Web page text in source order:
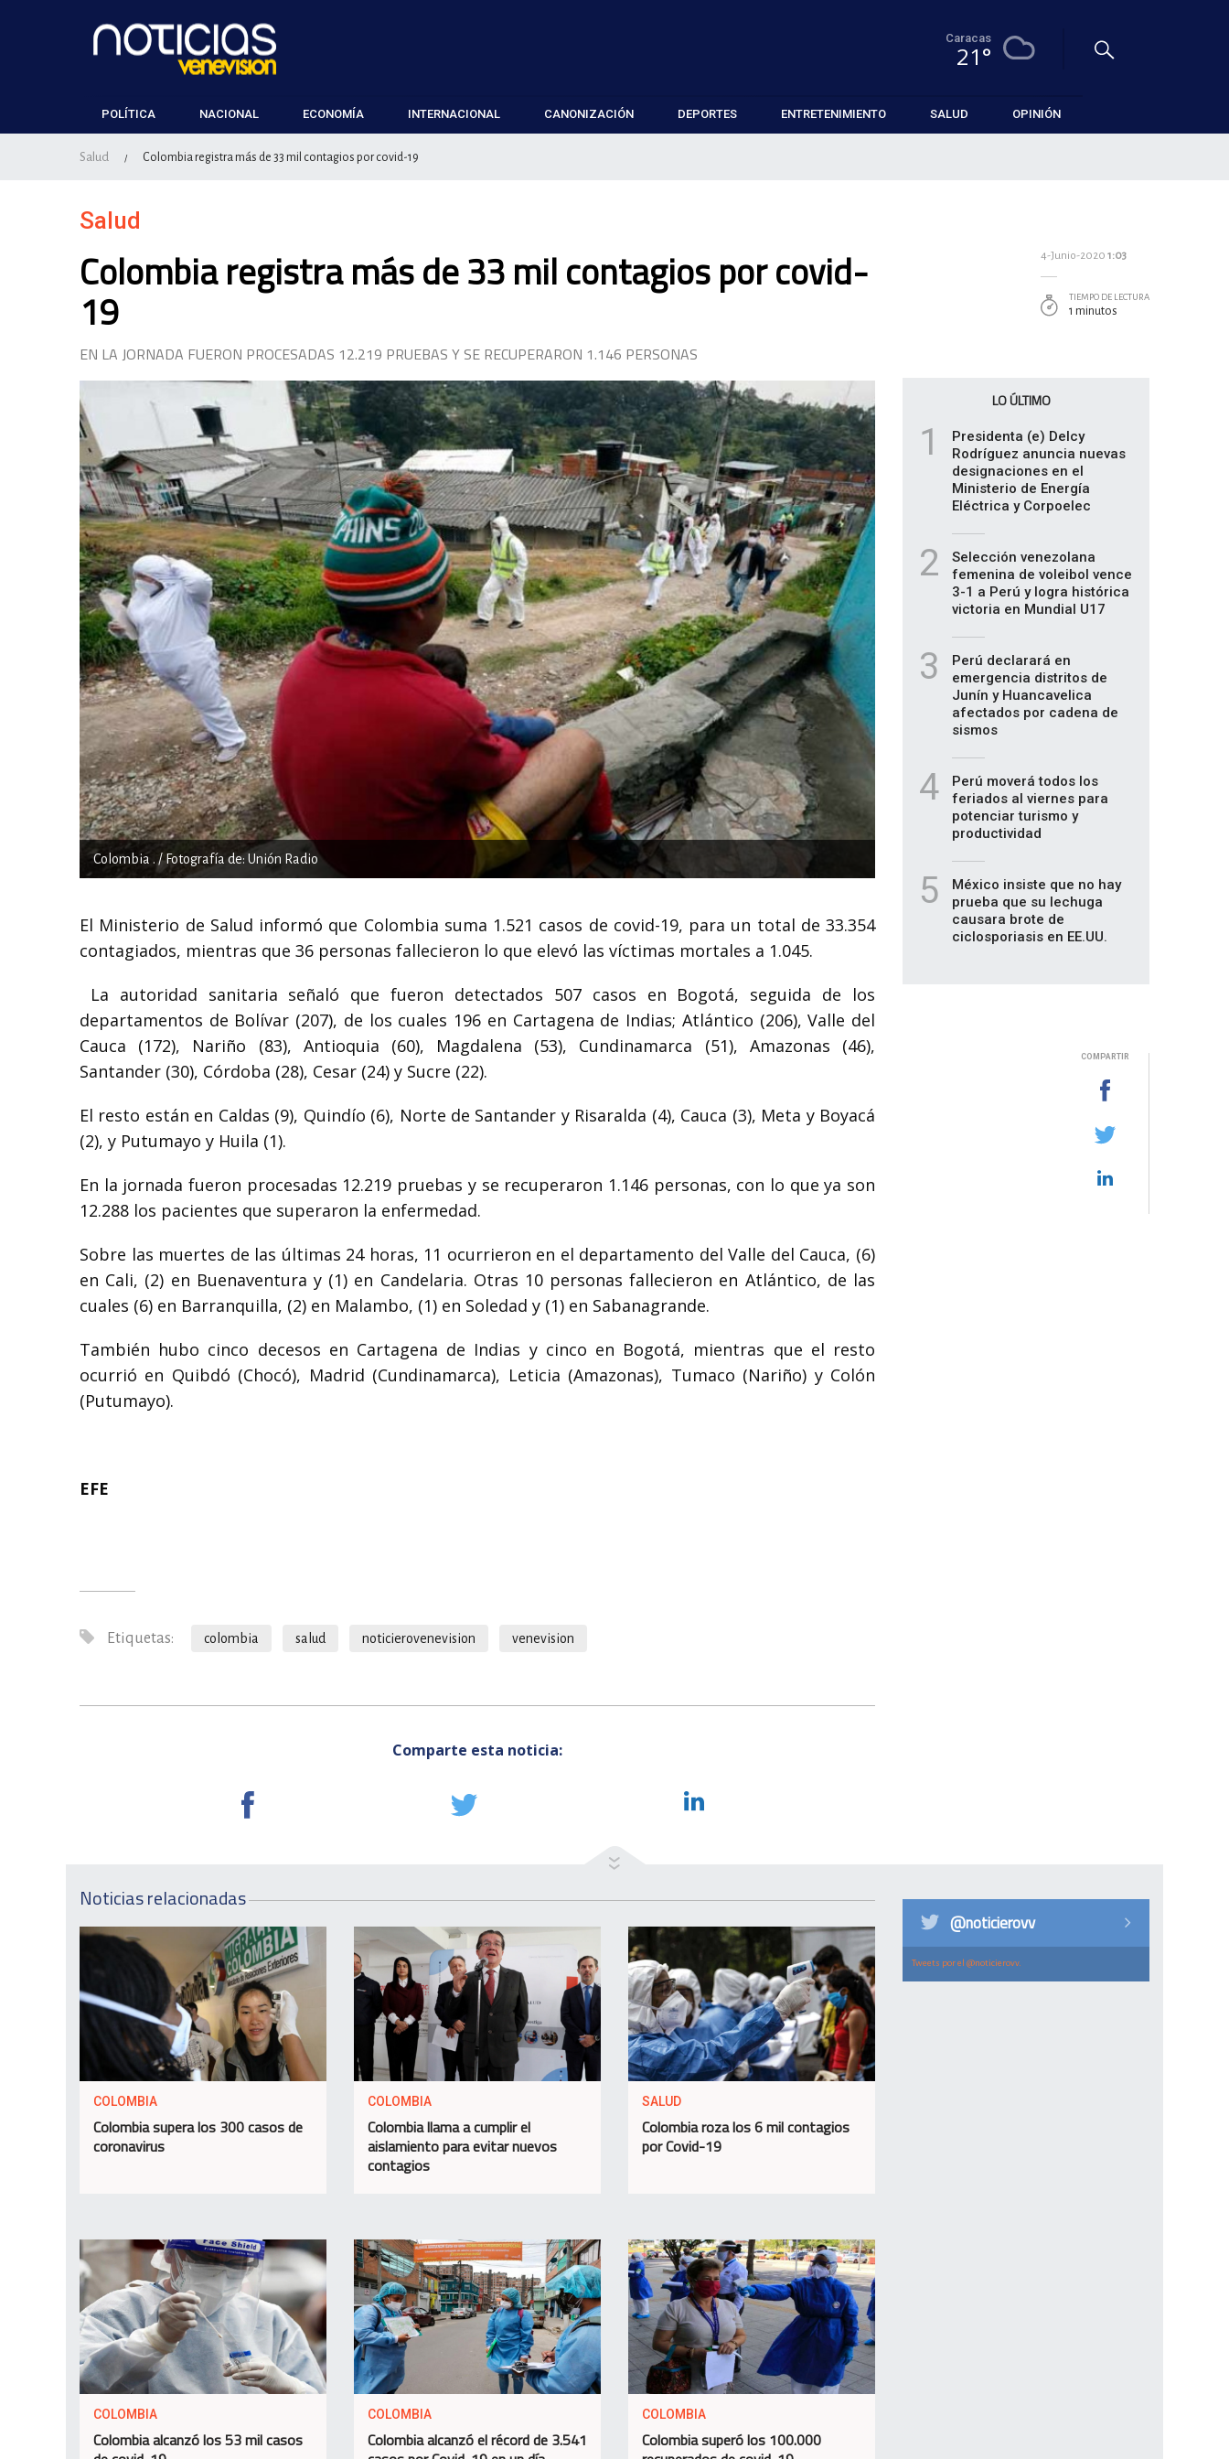
Caracas
21°
POLÍTICA NACIONAL ECONOMÍA INTERNACIONAL CANONIZACIÓN DEPORTES ENTRETENIMIENTO SALUD OPINIÓN
Salud / Colombia registra más de 33 mil contagios por covid-19
Salud
Colombia registra más de 33 mil contagios por covid-
19
EN LA JORNADA FUERON PROCESADAS 12.219 PRUEBAS Y SE RECUPERARON 1.146 PERSONAS
Colombia . / Fotografía de: Unión Radio
El Ministerio de Salud informó que Colombia suma 1.521 casos de covid-19, para un total de 33.354
contagiados, mientras que 36 personas fallecieron lo que elevó las víctimas mortales a 1.045.
La autoridad sanitaria señaló que fueron detectados 507 casos en Bogotá, seguida de los
departamentos de Bolívar (207), de los cuales 196 en Cartagena de Indias; Atlántico (206), Valle del
Cauca (172), Nariño (83), Antioquia (60), Magdalena (53), Cundinamarca (51), Amazonas (46),
Santander (30), Córdoba (28), Cesar (24) y Sucre (22).
El resto están en Caldas (9), Quindío (6), Norte de Santander y Risaralda (4), Cauca (3), Meta y Boyacá
(2), y Putumayo y Huila (1).
En la jornada fueron procesadas 12.219 pruebas y se recuperaron 1.146 personas, con lo que ya son
12.288 los pacientes que superaron la enfermedad.
Sobre las muertes de las últimas 24 horas, 11 ocurrieron en el departamento del Valle del Cauca, (6)
en Cali, (2) en Buenaventura y (1) en Candelaria. Otras 10 personas fallecieron en Atlántico, de las
cuales (6) en Barranquilla, (2) en Malambo, (1) en Soledad y (1) en Sabanagrande.
También hubo cinco decesos en Cartagena de Indias y cinco en Bogotá, mientras que el resto
ocurrió en Quibdó (Chocó), Madrid (Cundinamarca), Leticia (Amazonas), Tumaco (Nariño) y Colón
(Putumayo).
EFE
Etiquetas: colombia salud noticierovenevision venevision
Comparte esta noticia:
4-Junio-2020 1:03
TIEMPO DE LECTURA
1 minutos
LO ÚLTIMO
1
Presidenta (e) Delcy
Rodríguez anuncia nuevas
designaciones en el
Ministerio de Energía
Eléctrica y Corpoelec
2
Selección venezolana
femenina de voleibol vence
3-1 a Perú y logra histórica
victoria en Mundial U17
3
Perú declarará en
emergencia distritos de
Junín y Huancavelica
afectados por cadena de
sismos
4
Perú moverá todos los
feriados al viernes para
potenciar turismo y
productividad
5
México insiste que no hay
prueba que su lechuga
causara brote de
ciclosporiasis en EE.UU.
COMPARTIR
Noticias relacionadas
COLOMBIA
Colombia supera los 300 casos de
coronavirus
COLOMBIA
Colombia llama a cumplir el
aislamiento para evitar nuevos
contagios
SALUD
Colombia roza los 6 mil contagios
por Covid-19
COLOMBIA
Colombia alcanzó los 53 mil casos
COLOMBIA
Colombia alcanzó el récord de 3.541
COLOMBIA
Colombia superó los 100.000
@noticierovv
Tweets por el @noticierovv.